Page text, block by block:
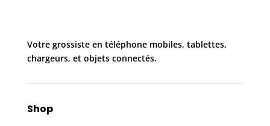
Votre grossiste en téléphone mobiles, tablettes,
chargeurs, et objets connectés.
Shop